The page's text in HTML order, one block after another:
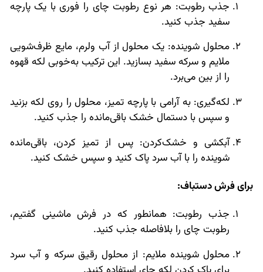
جذب رطوبت: هر نوع رطوبت چای را فوری با یک پارچه
سفید جذب کنید.
محلول شوینده: یک محلول از آب ولرم، مایع ظرف‌شویی
ملایم و سرکه سفید بسازید. این ترکیب به‌خوبی لکه قهوه
را از بین می‌برد.
لکه‌گیری: به آرامی با پارچه تمیز، محلول را روی لکه بزنید
و سپس با دستمال خشک باقی‌مانده را جذب کنید.
آبکشی و خشک‌کردن: پس از تمیز کردن، باقی‌مانده
شوینده را با آب سرد پاک کنید و سپس خشک کنید.
برای فرش دستباف:
جذب رطوبت: همانطور که در فرش ماشینی گفتیم،
رطوبت چای را بلافاصله جذب کنید.
محلول شوینده ملایم: از محلول رقیق سرکه و آب سرد